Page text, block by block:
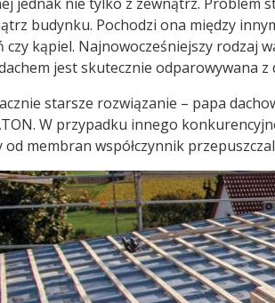
budynku. Pochodzi ona między
czy kąpiel. Najnowocześniejszy
jest skutecznie odparowywana z
starsze rozwiązanie – papa
W przypadku innego
membran współczynnik